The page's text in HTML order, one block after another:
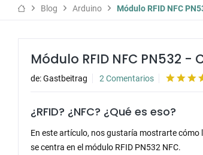
Blog Arduino Módulo RFID NFC
Módulo RFID NFC PN532
de:Gastbeitrag 2 Comentarios
¿RFID? ¿NFC? ¿Qué es eso?
En este artículo, nos gustaría mostrarte
se centra en el módulo RFID PN532 NFC.